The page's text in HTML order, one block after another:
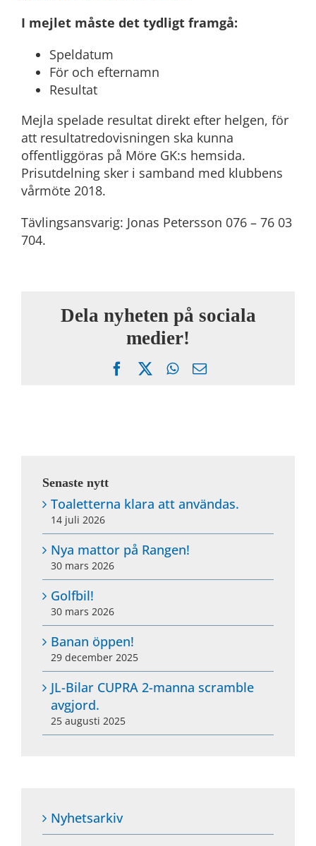
I mejlet måste det tydligt framgå:
Speldatum
För och efternamn
Resultat
Mejla spelade resultat direkt efter helgen, för
att resultatredovisningen ska kunna
offentliggöras på Möre GK:s hemsida.
Prisutdelning sker i samband med klubbens
vårmöte 2018.
Tävlingsansvarig: Jonas Petersson 076 – 76 03
704.
Dela nyheten på sociala
medier!
FacebookWhatsApp
Email
Senaste nytt
Toaletterna klara att användas.
14 juli 2026
Nya mattor på Rangen!
30 mars 2026
Golfbil!
30 mars 2026
Banan öppen!
29 december 2025
JL-Bilar CUPRA 2-manna scramble
avgjord.
25 augusti 2025
Nyhetsarkiv